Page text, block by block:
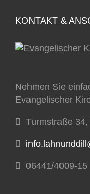
KONTAKT &
Nehmen Sie
Evangelischer
Turmstraße
06441/4009-15